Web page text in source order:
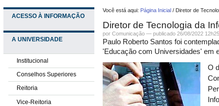
ACESSO À INFORMAÇÃO
A UNIVERSIDADE
Institucional
Conselhos Superiores
Reitoria
Vice-Reitoria
Você está aqui: Página Inicial / Diretor de
Diretor de Tecnologia da
porComunicação —publicado 26/08/2022
Paulo Roberto Santos foi
'Educação com Universidades' em
O